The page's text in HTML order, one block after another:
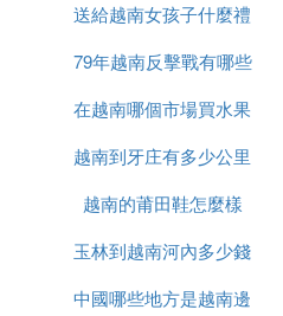
同時，注意與當地人
買商品或接受服務時
⑵ 去越南要多少錢
5000元人民幣之間，具體
准、交通方式和消費習慣。
主要費用構成
送給越南女孩子什麼禮
物
79年越南反擊戰有哪些
人
在越南哪個市場買水果
最便宜
越南到牙庄有多少公里
越南的莆田鞋怎麼樣
玉林到越南河內多少錢
中國哪些地方是越南邊